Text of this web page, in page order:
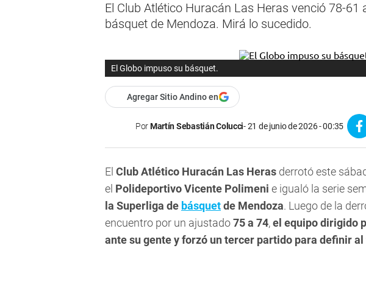
El Club Atlético Huracán Las Heras venció 78-
básquet de Mendoza. Mirá lo sucedido.
El Globo impuso su básquet.
Agregar Sitio Andino en
PorMartín Sebastián Colucci 21 de junio de 2026 - 00:35
El Club Atlético Huracán Las Heras derrotó este
el Polideportivo Vicente Polimeni e igualó la serie
la Superliga de básquetde Mendoza. Luego de la
encuentro por un ajustado75 a 74,el equipo dirigido
ante su gente y forzó un tercer partido para definir